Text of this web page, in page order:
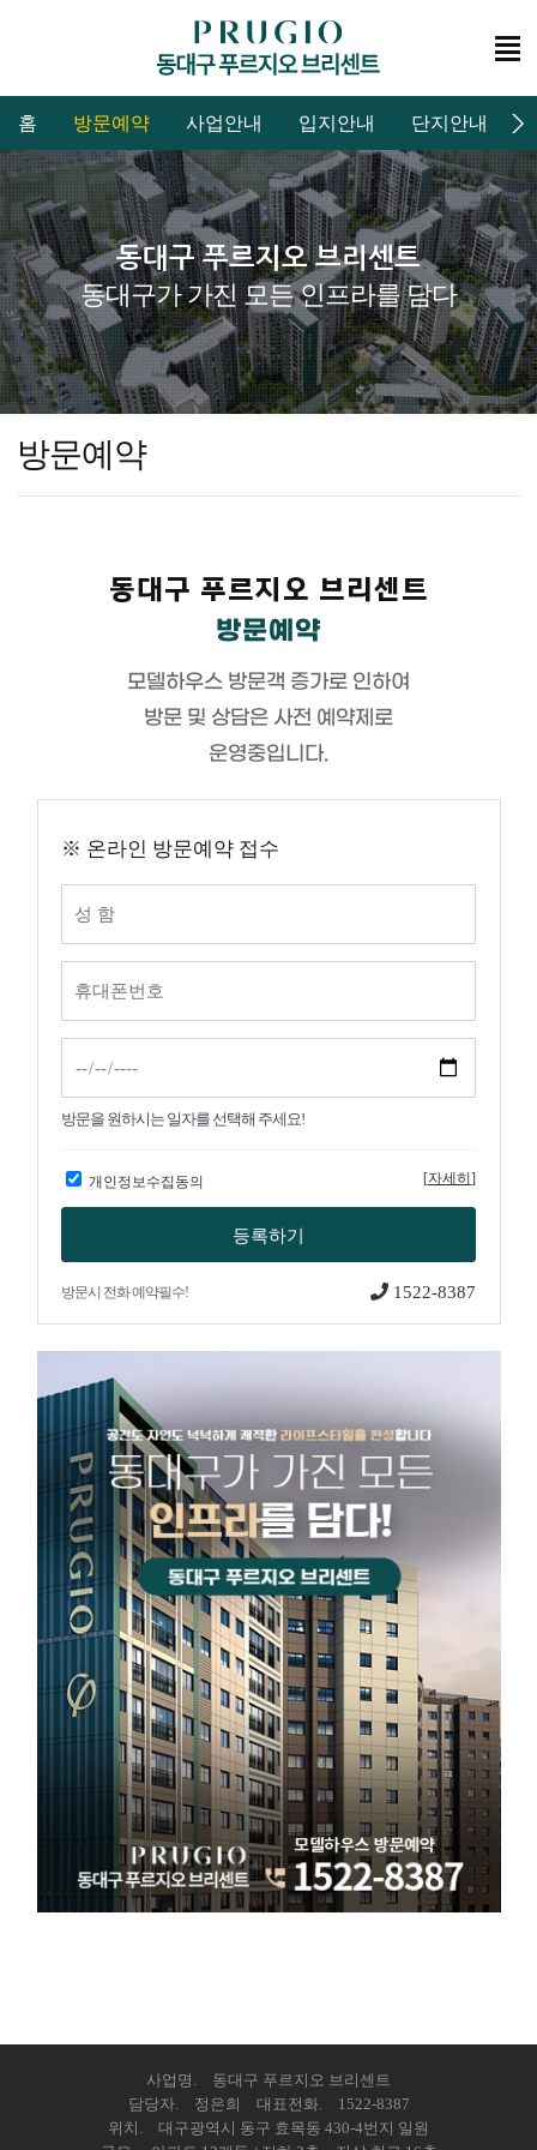
홈 방문예약 사업안내 입지안내 단지안내
동대구 푸르지오 브리센트
동대구가 가진 모든 인프라를 담다
방문예약
동대구 푸르지오 브리센트
방문예약
모델하우스 방문객 증가로 인하여
방문 및 상담은 사전 예약제로
운영중입니다.
※ 온라인 방문예약 접수
방문을 원하시는 일자를 선택해 주세요!
개인정보수집동의 [자세히 ]
방문시 전화 예약필수! 1522-8387
사업명. 동대구 푸르지오 브리센트
담당자. 정은희 대표전화. 1522-8387
위치. 대구광역시 동구 효목동 430-4번지 일원